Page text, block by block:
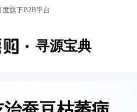
旗下B2B平台
寻源宝典